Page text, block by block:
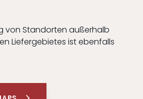
von Standorten außerhalb
Liefergebietes ist ebenfalls